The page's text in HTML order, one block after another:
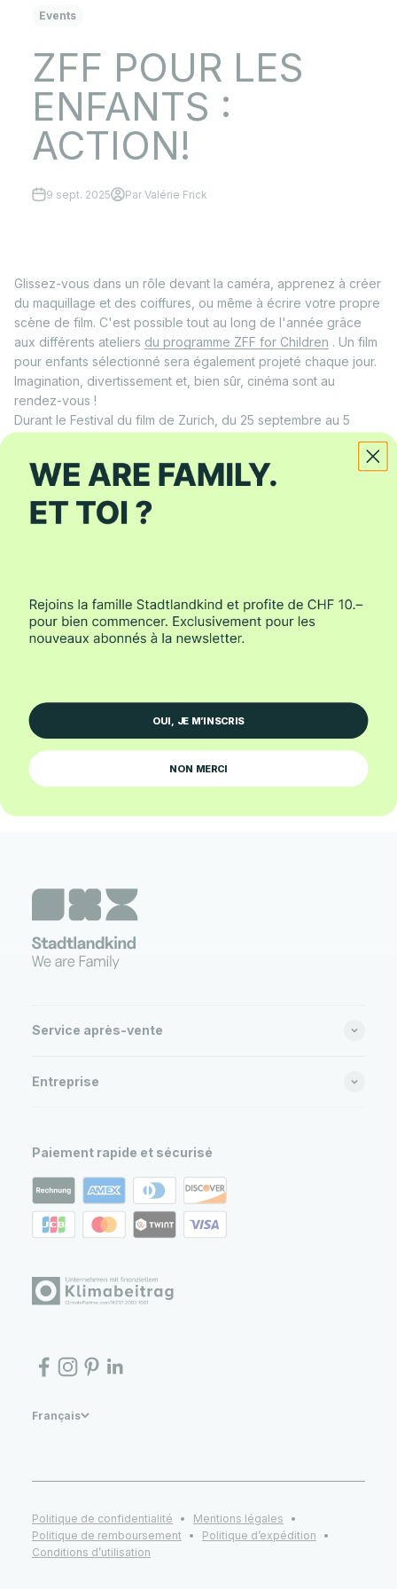
Events
ZFF POUR LES
ENFANTS :
ACTION!
9 sept. 2025 Par Valérie Frick
Glissez-vous dans un rôle devant la caméra, apprenez à créer
du maquillage et des coiffures, ou même à écrire votre propre
scène de film. C'est possible tout au long de l'année grâce
aux différents ateliers du programme ZFF for Children . Un film
pour enfants sélectionné sera également projeté chaque jour.
Imagination, divertissement et, bien sûr, cinéma sont au
rendez-vous !
Durant le Festival du film de Zurich, du 25 septembre au 5
octobre 2025, divers ateliers seront également proposés. De
, des films pour enfants et adolescents seront à nouveau
présentés pour les jeunes cinéphiles de 4 à 14 ans. Des
aventures policières aux courses-poursuites palpitantes en
passant par des amitiés extraordinaires, tout est au programme
PARTAGER
Service après-vente
Entreprise
Paiement rapide et sécurisé
Français
Politique de confidentialité
Mentions légales
Politique de remboursement
Politique d’expédition
Conditions d’utilisation
OUI, JE M’INSCRIS
NON MERCI